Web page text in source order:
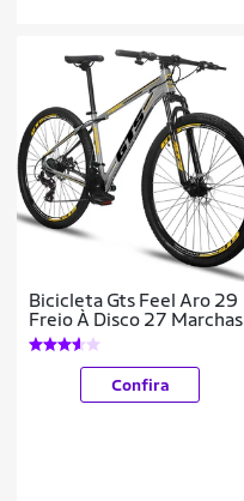
Bicicleta Gts Feel Aro 29
Freio À Disco 27 Marchas
Confira